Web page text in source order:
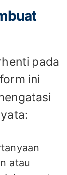
pada
ini
atau